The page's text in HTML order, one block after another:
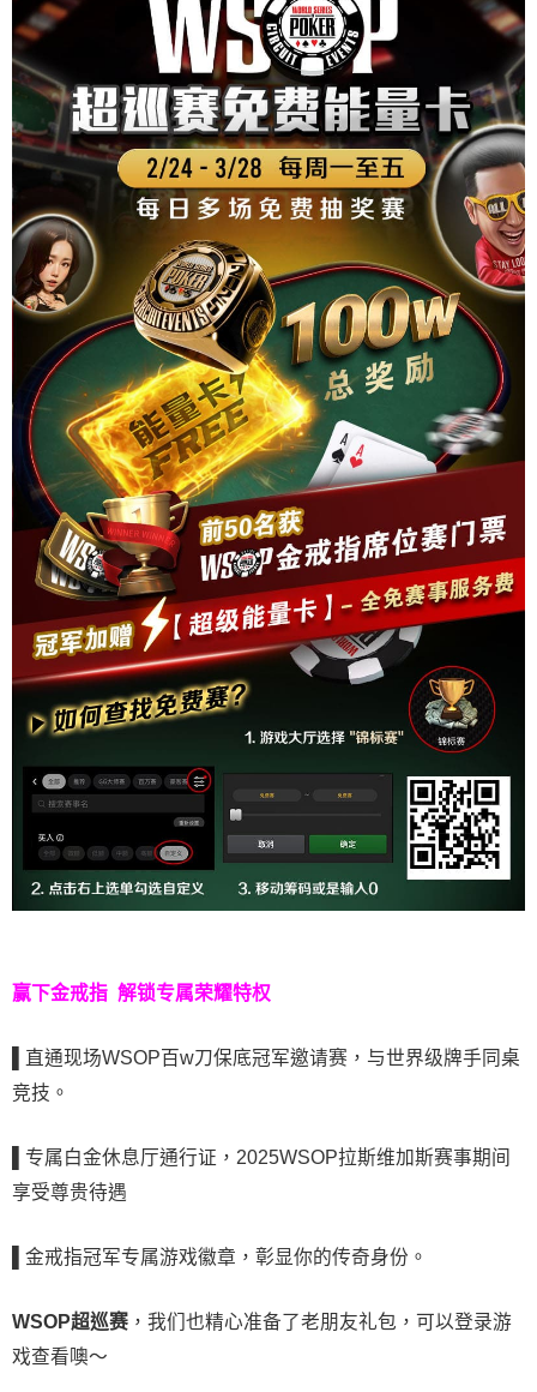
赢下金戒指 解锁专属荣耀特权
直通现场WSOP百w刀保底冠军邀请赛，与世界级牌手同桌
竞技。
专属白金休息厅通行证，2025WSOP拉斯维加斯赛事期间
享受尊贵待遇
金戒指冠军专属游戏徽章，彰显你的传奇身份。
WSOP超巡赛 ，我们也精心准备了老朋友礼包，可以登录游
戏查看噢～